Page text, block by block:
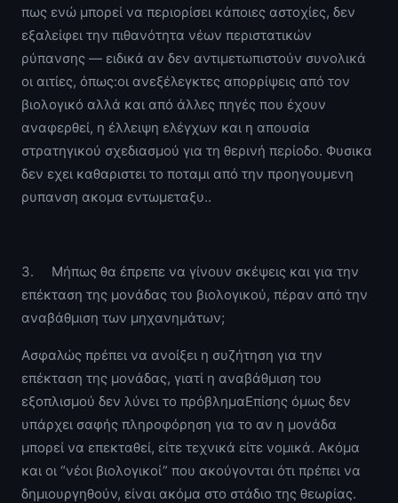
πως ενώ μπορεί να περιορίσει κάποιες αστοχίες, δεν
εξαλείφει την πιθανότητα νέων περιστατικών
ρύπανσης — ειδικά αν δεν αντιμετωπιστούν συνολικά
οι αιτίες, όπως:οι ανεξέλεγκτες απορρίψεις από τον
βιολογικό αλλά και από άλλες πηγές που έχουν
αναφερθεί, η έλλειψη ελέγχων και η απουσία
στρατηγικού σχεδιασμού για τη θερινή περίοδο. Φυσικα
δεν εχει καθαριστει το ποταμι από την προηγουμενη
ρυπανση ακομα εντωμεταξυ..
3. Μήπως θα έπρεπε να γίνουν σκέψεις και για την
επέκταση της μονάδας του βιολογικού, πέραν από την
αναβάθμιση των μηχανημάτων;
Ασφαλώς πρέπει να ανοίξει η συζήτηση για την
επέκταση της μονάδας, γιατί η αναβάθμιση του
εξοπλισμού δεν λύνει το πρόβλημαΕπίσης όμως δεν
υπάρχει σαφής πληροφόρηση για το αν η μονάδα
μπορεί να επεκταθεί, είτε τεχνικά είτε νομικά. Ακόμα
και οι “νέοι βιολογικοί” που ακούγονται ότι πρέπει να
δημιουργηθούν, είναι ακόμα στο στάδιο της θεωρίας.